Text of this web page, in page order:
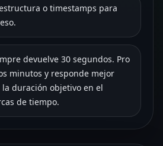
o timestamps para
devuelve 30 segundos. Pro
minutos y responde mejor
duración objetivo en el
de tiempo.